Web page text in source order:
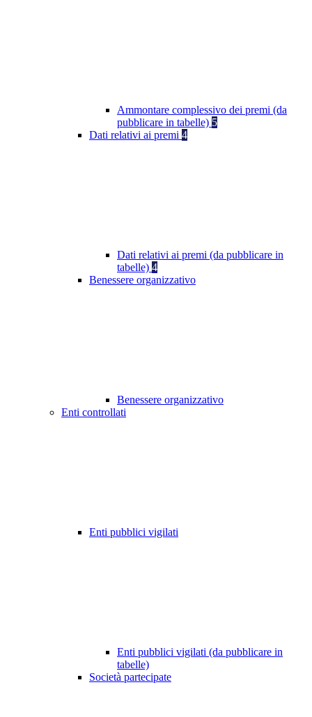
Ammontare complessivo dei premi (da
pubblicare in tabelle) 5
Dati relativi ai premi 4
Dati relativi ai premi (da pubblicare in
tabelle) 4
Benessere organizzativo
Benessere organizzativo
Enti controllati
Enti pubblici vigilati
Enti pubblici vigilati (da pubblicare in
tabelle)
Società partecipate